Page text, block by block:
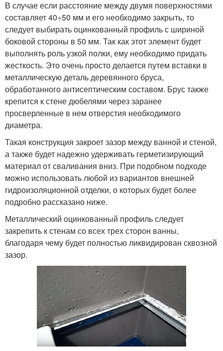
В случае если расстояние между двумя поверхностями
составляет 40÷50 мм и его необходимо закрыть, то
следует выбирать оцинкованный профиль с шириной
боковой стороны в 50 мм. Так как этот элемент будет
выполнять роль узкой полки, ему необходимо придать
жесткость. Это очень просто делается путем вставки в
металлическую деталь деревянного бруса,
обработанного антисептическим составом. Брус также
крепится к стене дюбелями через заранее
просверленные в нем отверстия необходимого
диаметра.
Такая конструкция закроет зазор между ванной и стеной,
а также будет надежно удерживать герметизирующий
материал от сваливания вниз. При подобном подходе
можно использовать любой из вариантов внешней
гидроизоляционной отделки, о которых будет более
подробно рассказано ниже.
Металлический оцинкованный профиль следует
закрепить к стенам со всех трех сторон ванны,
благодаря чему будет полностью ликвидирован сквозной
зазор.